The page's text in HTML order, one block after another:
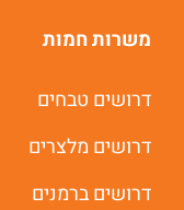
משרות חמות
דרושים טבחים
דרושים מלצרים
דרושים ברמנים